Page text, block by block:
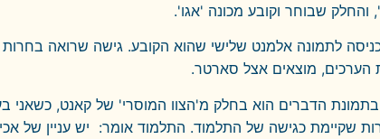
והחלק שבוחר וקובע מכונה 'אגו'.
לתמונה אלמנט שלישי שהוא הקובע. גישה שרואה
הערכים, מוצאים אצל סארטר.
הדברים הוא בחלק מ'הצוו המוסרי' של קאנט, כשאני
שקיימת כגישה של התלמוד. התלמוד אומר: יש עניין של